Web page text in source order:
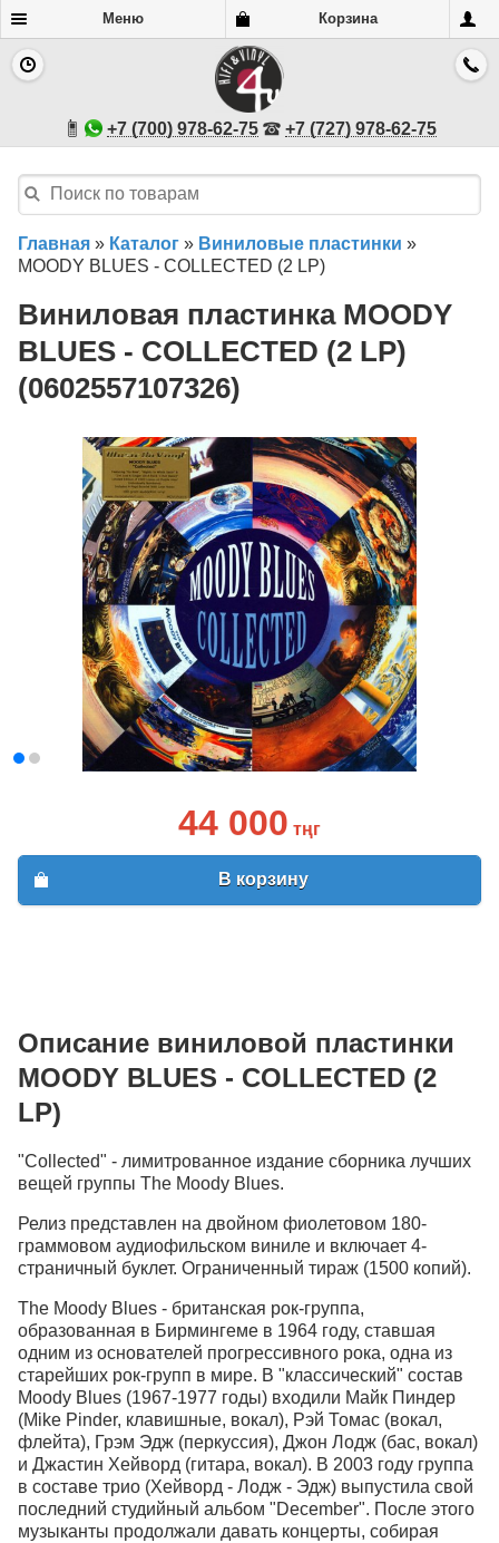
Меню Корзина
+7 (700) 978-62-75 +7 (727) 978-62-75
Главная » Каталог » Виниловые пластинки »
MOODY BLUES - COLLECTED (2 LP)
Виниловая пластинка MOODY
BLUES - COLLECTED (2 LP)
(0602557107326)
44 000 тңг
В корзину
Описание виниловой пластинки
MOODY BLUES - COLLECTED (2
LP)
"Collected" - лимитрованное издание сборника лучших
вещей группы The Moody Blues.
Релиз представлен на двойном фиолетовом 180-
граммовом аудиофильском виниле и включает 4-
страничный буклет. Ограниченный тираж (1500 копий).
The Moody Blues - британская рок-группа,
образованная в Бирмингеме в 1964 году, ставшая
одним из основателей прогрессивного рока, одна из
старейших рок-групп в мире. В "классический" состав
Moody Blues (1967-1977 годы) входили Майк Пиндер
(Mike Pinder, клавишные, вокал), Рэй Томас (вокал,
флейта), Грэм Эдж (перкуссия), Джон Лодж (бас, вокал)
и Джастин Хейворд (гитара, вокал). В 2003 году группа
в составе трио (Хейворд - Лодж - Эдж) выпустила свой
последний студийный альбом "December". После этого
музыканты продолжали давать концерты, собирая